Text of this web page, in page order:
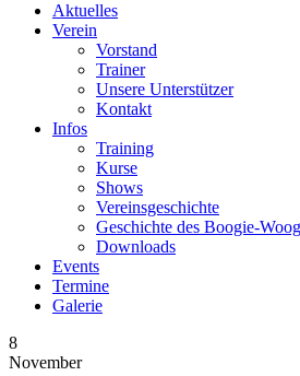
Aktuelles
Verein
Vorstand
Trainer
Unsere Unterstützer
Kontakt
Infos
Training
Kurse
Shows
Vereinsgeschichte
Geschichte des Boogie-
Downloads
Events
Termine
Galerie
8
November